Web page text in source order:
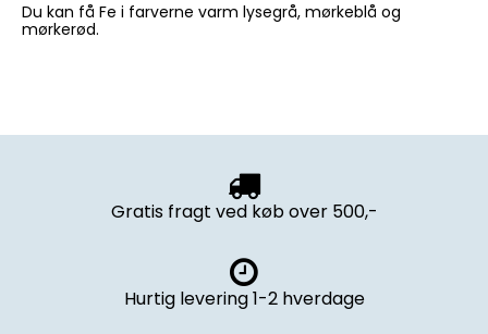
Du kan få Fe i farverne varm lysegrå, mørkeblå og
mørkerød.
Gratis fragt ved køb over 500,-
Hurtig levering 1-2 hverdage